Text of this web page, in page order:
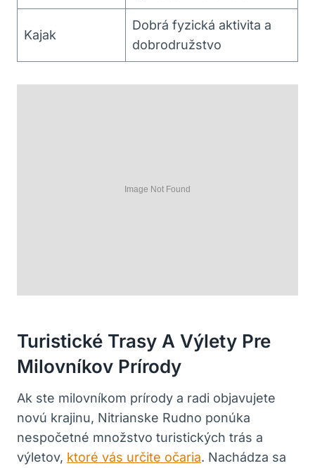
Kajak
Dobrá ⁢fyzická aktivita a
dobrodružstvo
Turistické Trasy A Výlety Pre
Milovníkov Prírody
Ak ste‌ milovníkom prírody a ‌radi objavujete
novú ⁤krajinu, Nitrianske​ Rudno ponúka
nespočetné množstvo turistických ⁤trás a
výletov,⁣ ktoré vás určite očaria. Nachádza⁢ sa